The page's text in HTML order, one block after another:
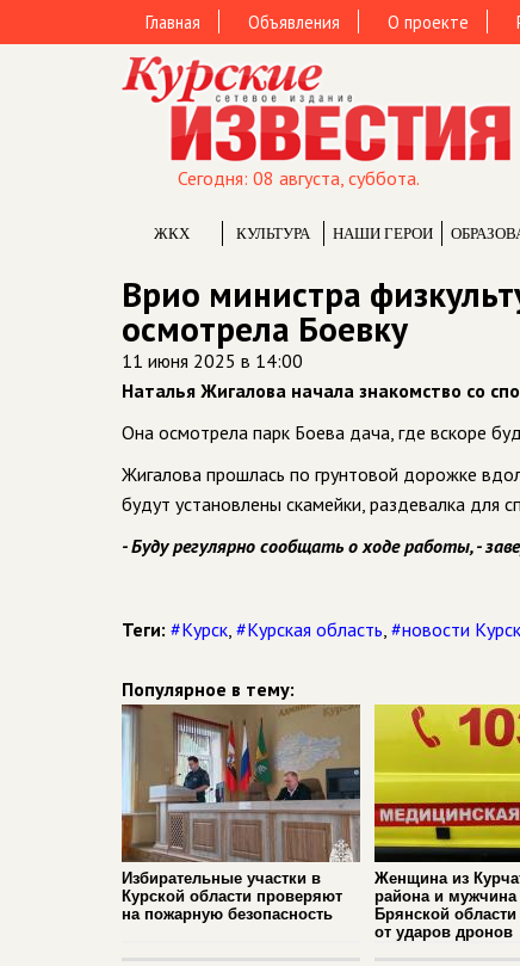
Главная Объявления О проекте
Сегодня: 08 августа, суббота.
ЖКХ КУЛЬТУРА НАШИ ГЕРОИ
Врио министра
осмотрела Боевку
11 июня 2025 в 14:00
Наталья Жигалова начала знакомство со
Она осмотрела парк Боева дача, где вскоре
Жигалова прошлась по грунтовой дорожке
будут установлены скамейки, раздевалка для
- Буду регулярно сообщать о ходе работы, -
Теги: #Курск, #Курская область, #новости
Популярное в тему:
Избирательные участки в
Курской области проверяют
на пожарную безопасность
Женщина из
района и мужчина
Брянской
от ударов дронов